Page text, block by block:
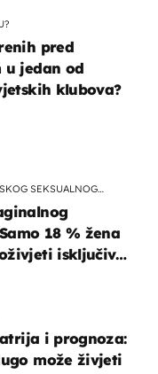
SEKSUALNOG
18 % žena
isključivo
i prognoza:
može živjeti
pred
u jedan od
klubova?